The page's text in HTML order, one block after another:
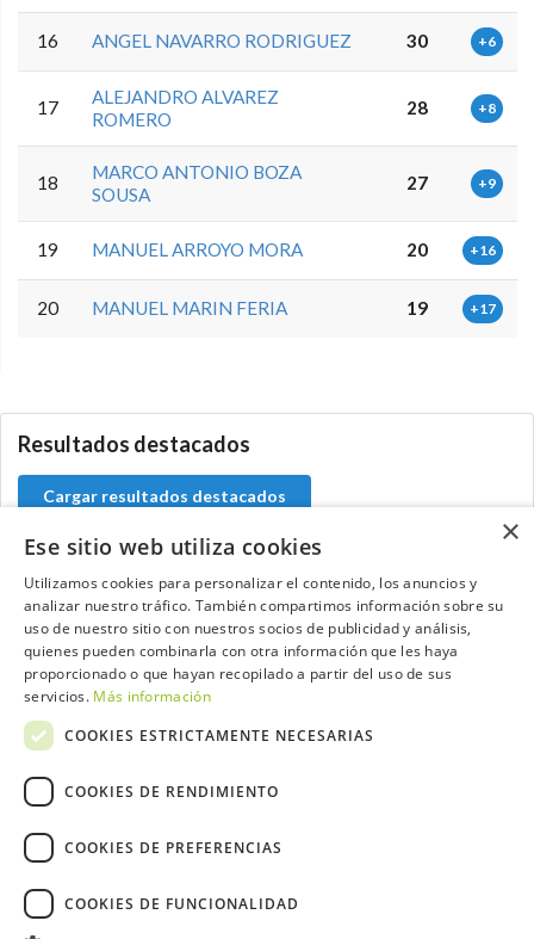
16 ANGEL NAVARRO RODRIGUEZ 30 +6
17
ALEJANDRO ALVAREZ
ROMERO
28 +8
18
MARCO ANTONIO BOZA
SOUSA
27 +9
19 MANUEL ARROYO MORA 20 +16
20 MANUEL MARIN FERIA 19 +17
Resultados destacados
Cargar resultados destacados
Contacta con el equipo de NextCaddy
Opina Contacta
×
Ese sitio web utiliza cookies
Utilizamos cookies para personalizar el contenido, los anuncios y
analizar nuestro tráfico. También compartimos información sobre su
uso de nuestro sitio con nuestros socios de publicidad y análisis,
quienes pueden combinarla con otra información que les haya
proporcionado o que hayan recopilado a partir del uso de sus
servicios. Más información
COOKIES ESTRICTAMENTE NECESARIAS
COOKIES DE RENDIMIENTO
COOKIES DE PREFERENCIAS
COOKIES DE FUNCIONALIDAD